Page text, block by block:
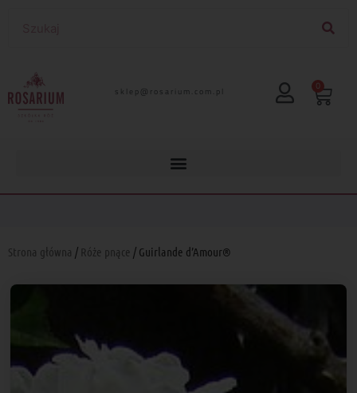
lp.moc.muirasor@pelks 0
Strona główna / Róże pnące / Guirlande d’Amour®